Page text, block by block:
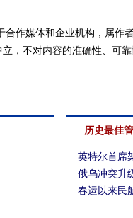
作媒体和企业机构，属作
，不对内容的准确性、可
历史最佳
英特尔首席
俄乌冲突升
春运以来民